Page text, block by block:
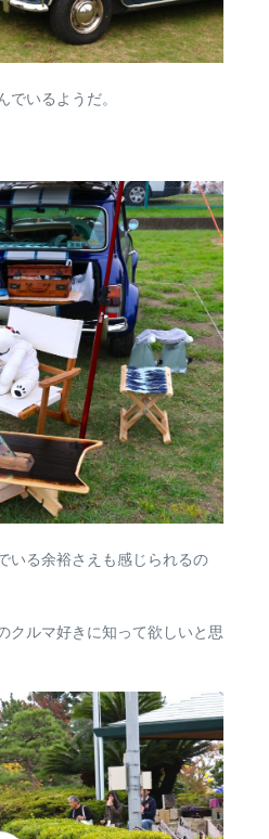
いるようだ。
いる余裕さえも感じられるの
クルマ好きに知って欲しいと思